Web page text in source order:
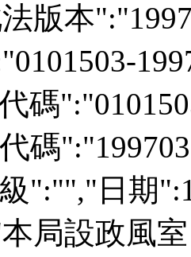
版本
碼
碼
":"","日期
局設政風